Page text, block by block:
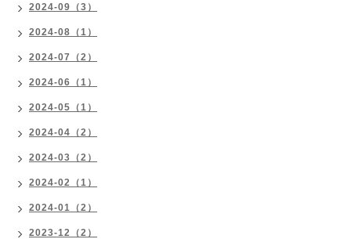
2024-09（3）
2024-08（1）
2024-07（2）
2024-06（1）
2024-05（1）
2024-04（2）
2024-03（2）
2024-02（1）
2024-01（2）
2023-12（2）